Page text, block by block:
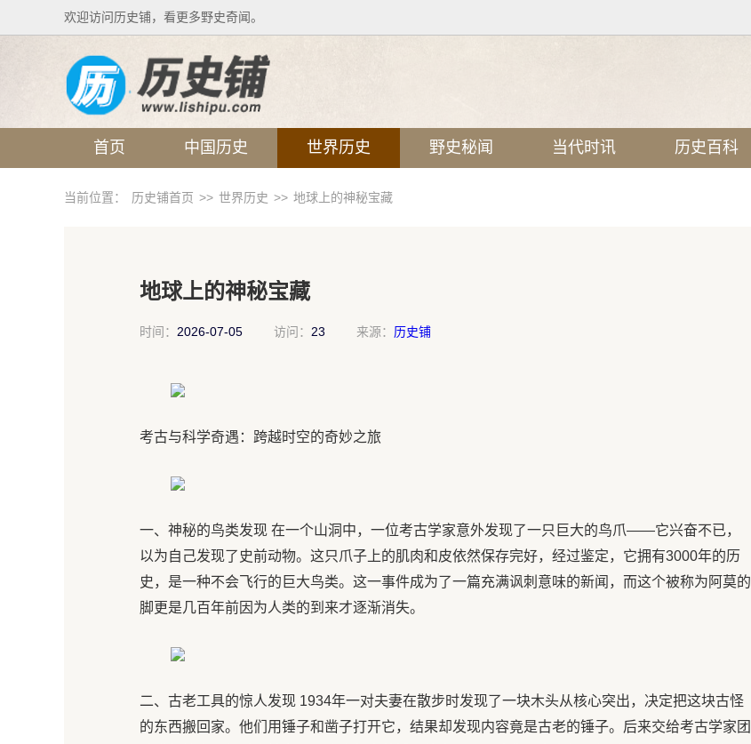
欢迎访问历史铺，看更多野史奇闻。
首页 中国历史 世界历史 野史秘闻 当代时讯 历史百科
当前位置： 历史铺首页 >> 世界历史 >> 地球上的神秘宝藏
地球上的神秘宝藏
时间： 2026-07-05 访问： 23 来源： 历史铺
考古与科学奇遇：跨越时空的奇妙之旅
一、神秘的鸟类发现 在一个山洞中，一位考古学家意外发现了一只巨大的鸟爪——它兴奋不已，
以为自己发现了史前动物。这只爪子上的肌肉和皮依然保存完好，经过鉴定，它拥有3000年的历
史，是一种不会飞行的巨大鸟类。这一事件成为了一篇充满讽刺意味的新闻，而这个被称为阿莫的
脚更是几百年前因为人类的到来才逐渐消失。
二、古老工具的惊人发现 1934年一对夫妻在散步时发现了一块木头从核心突出，决定把这块古怪
的东西搬回家。他们用锤子和凿子打开它，结果却发现内容竟是古老的锤子。后来交给考古学家团